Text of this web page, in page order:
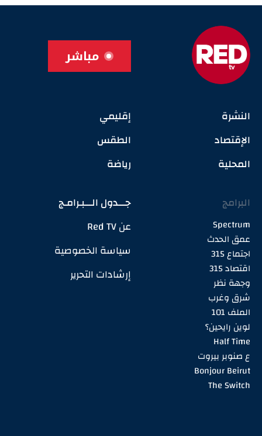
مباشر
النشرة
الإقتصاد
المحلية
إقليمي
الطقس
رياضة
البرامج
Spectrum
عمق الحدث
اجتماع 315
اقتصاد 315
وجهة نظر
شرق وغرب
الملف 101
لوين رايحين؟
Half Time
ع صنوبر بيروت
Bonjour Beirut
The Switch
جـــدول الـــبـرامـج
عن Red TV
سياسة الخصوصية
إرشادات التحرير